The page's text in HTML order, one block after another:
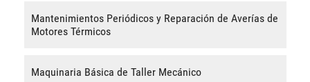
Mantenimientos Periódicos y Reparación de Averías de
Motores Térmicos
Maquinaria Básica de Taller Mecánico